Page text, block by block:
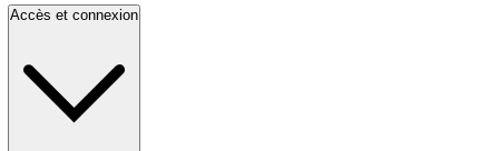
Accès et connexion